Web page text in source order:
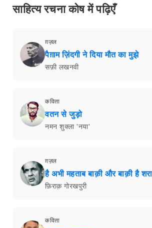
साहित्य रचना कोष में पढ़िएँ
ग़ज़ल
पैग़ाम ज़िंदगी ने दिया मौत का मुझे
सफ़ी लखनवी
कविता
वतन से जुड़ो
नमन शुक्ला 'नया'
ग़ज़ल
है अभी महताब बाक़ी और बाक़ी है
फ़िराक़ गोरखपुरी
कविता